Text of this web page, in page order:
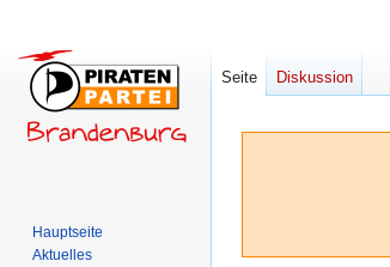
Seite Diskussion
Hauptseite
Aktuelles